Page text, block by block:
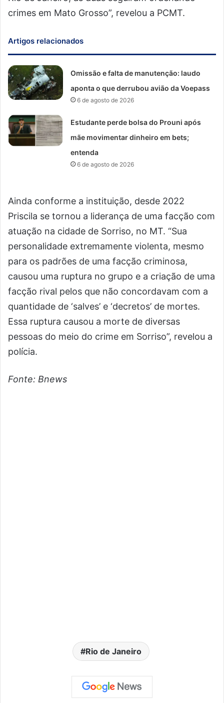
crimes em Mato Grosso”, revelou a PCMT.
Artigos relacionados
Omissão e falta de manutenção: laudo
aponta o que derrubou avião da Voepass
6 de agosto de 2026
Estudante perde bolsa do Prouni após
mãe movimentar dinheiro em bets;
entenda
6 de agosto de 2026
Ainda conforme a instituição, desde 2022
Priscila se tornou a liderança de uma facção com
atuação na cidade de Sorriso, no MT. “Sua
personalidade extremamente violenta, mesmo
para os padrões de uma facção criminosa,
causou uma ruptura no grupo e a criação de uma
facção rival pelos que não concordavam com a
quantidade de ‘salves’ e ‘decretos’ de mortes.
Essa ruptura causou a morte de diversas
pessoas do meio do crime em Sorriso”, revelou a
polícia.
Fonte: Bnews
Rio de Janeiro